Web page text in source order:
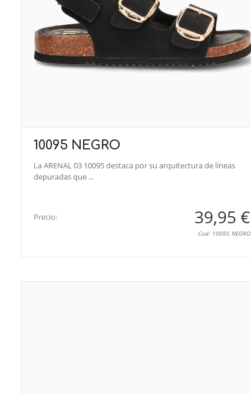
10095 NEGRO
La ARENAL 03 10095 destaca por su arquitectura de líneas
depuradas que ...
Precio: 39,95 €
Cod: 10095 NEGRO